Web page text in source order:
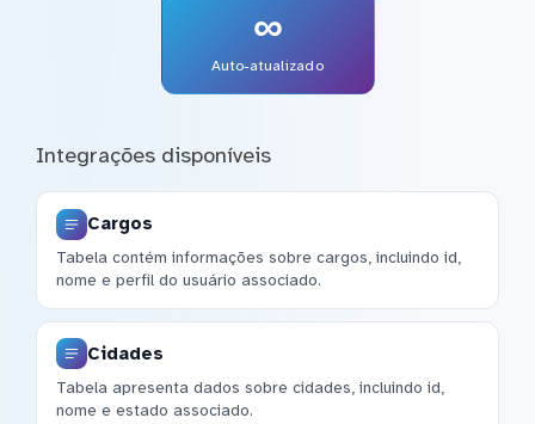
∞
Auto-atualizado
Integrações disponíveis
Cargos
Tabela contém informações sobre cargos, incluindo id,
nome e perfil do usuário associado.
Cidades
Tabela apresenta dados sobre cidades, incluindo id,
nome e estado associado.